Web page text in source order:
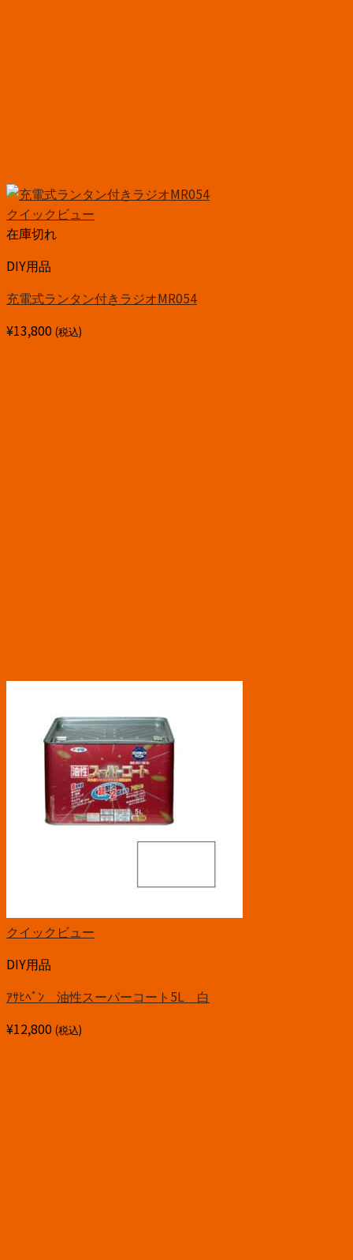
クイックビュー
在庫切れ
DIY用品
充電式ランタン付きラジオMR054
¥13,800 (税込)
クイックビュー
DIY用品
ｱｻﾋﾍﾟﾝ 油性スーパーコート5L 白
¥12,800 (税込)